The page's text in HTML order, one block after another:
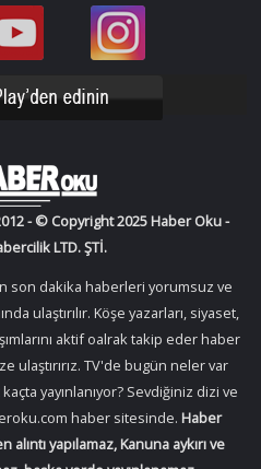
Bir
Bir
Haber
Instagram
- © Copyright 2025 Haber Oku -
LTD. ŞTİ.
son dakika haberleri yorumsuz ve
ulaştırılır. Köşe yazarları, siyaset,
aktif oalrak takip eder haber
ulaştırırız. TV'de bugün neler var
yayınlanıyor? Sevdiğiniz dizi ve
haber sitesinde. Haber
yapılamaz, Kanuna aykırı ve